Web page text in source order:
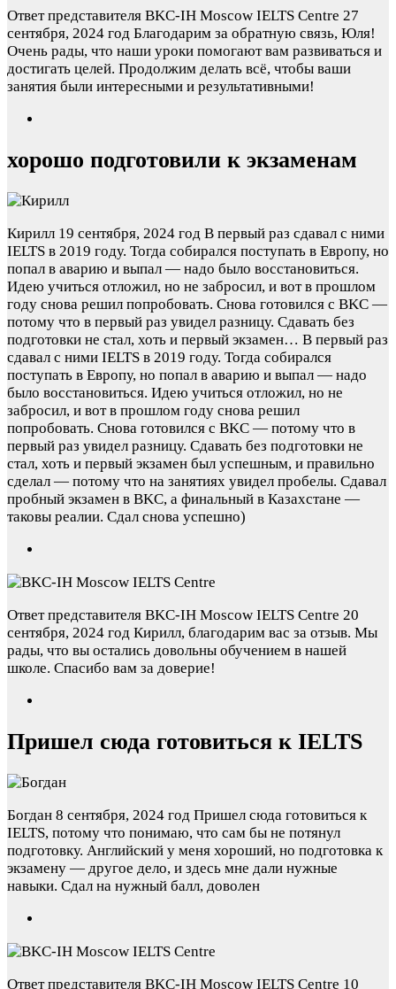
Ответ представителя BKC-IH Moscow IELTS Centre 27
сентября, 2024 год Благодарим за обратную связь, Юля!
Очень рады, что наши уроки помогают вам развиваться и
достигать целей. Продолжим делать всё, чтобы ваши
занятия были интересными и результативными!
хорошо подготовили к экзаменам
Кирилл 19 сентября, 2024 год В первый раз сдавал с ними
IELTS в 2019 году. Тогда собирался поступать в Европу, но
попал в аварию и выпал — надо было восстановиться.
Идею учиться отложил, но не забросил, и вот в прошлом
году снова решил попробовать. Снова готовился с BKC —
потому что в первый раз увидел разницу. Сдавать без
подготовки не стал, хоть и первый экзамен… В первый раз
сдавал с ними IELTS в 2019 году. Тогда собирался
поступать в Европу, но попал в аварию и выпал — надо
было восстановиться. Идею учиться отложил, но не
забросил, и вот в прошлом году снова решил
попробовать. Снова готовился с BKC — потому что в
первый раз увидел разницу. Сдавать без подготовки не
стал, хоть и первый экзамен был успешным, и правильно
сделал — потому что на занятиях увидел пробелы. Сдавал
пробный экзамен в BKC, а финальный в Казахстане —
таковы реалии. Сдал снова успешно)
Ответ представителя BKC-IH Moscow IELTS Centre 20
сентября, 2024 год Кирилл, благодарим вас за отзыв. Мы
рады, что вы остались довольны обучением в нашей
школе. Спасибо вам за доверие!
Пришел сюда готовиться к IELTS
Богдан 8 сентября, 2024 год Пришел сюда готовиться к
IELTS, потому что понимаю, что сам бы не потянул
подготовку. Английский у меня хороший, но подготовка к
экзамену — другое дело, и здесь мне дали нужные
навыки. Сдал на нужный балл, доволен
Ответ представителя BKC-IH Moscow IELTS Centre 10